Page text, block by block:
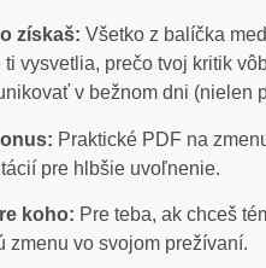
získaš: Všetko z balíčka
ti vysvetlia, prečo tvoj kritik
v bežnom dni (nielen
Praktické PDF na
pre hlbšie uvoľnenie.
koho: Pre teba, ak chceš
zmenu vo svojom prežívaní.